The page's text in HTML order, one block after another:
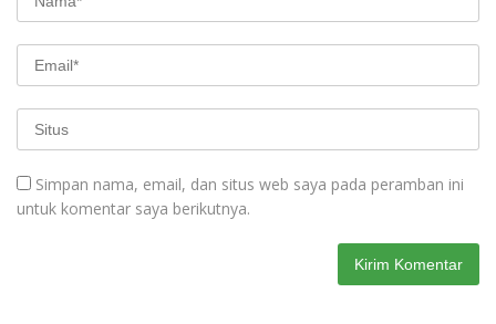
Simpan nama, email, dan situs web saya pada peramban ini
untuk komentar saya berikutnya.